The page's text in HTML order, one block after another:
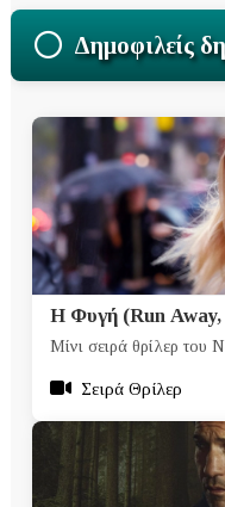
Δημοφιλείς
Η Φυγή (Run Away,
Μίνι σειρά θρίλερ του
Σειρά Θρίλερ